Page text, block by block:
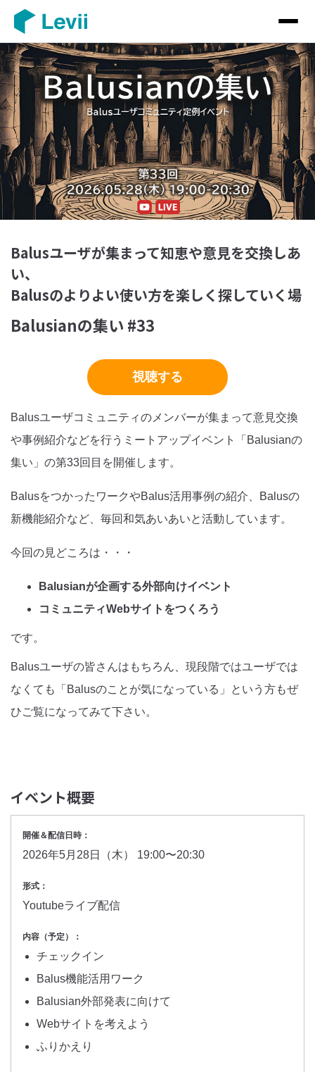
Balusユーザが集まって知恵や意見を交換しあ
い、
Balusのよりよい使い方を楽しく探していく場
Balusianの集い #33
視聴する
Balusユーザコミュニティのメンバーが集まって意見交換
や事例紹介などを行うミートアップイベント「Balusianの
集い」の第33回目を開催します。
BalusをつかったワークやBalus活用事例の紹介、Balusの
新機能紹介など、毎回和気あいあいと活動しています。
今回の見どころは・・・
Balusianが企画する外部向けイベント
コミュニティWebサイトをつくろう
です。
Balusユーザの皆さんはもちろん、現段階ではユーザでは
なくても「Balusのことが気になっている」という方もぜ
ひご覧になってみて下さい。
イベント概要
開催＆配信日時：
2026年5月28日（木） 19:00〜20:30
形式：
Youtubeライブ配信
内容（予定）：
チェックイン
Balus機能活用ワーク
Balusian外部発表に向けて
Webサイトを考えよう
ふりかえり